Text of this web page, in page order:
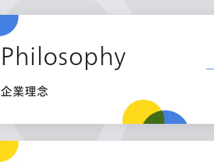
Philosophy
企業理念